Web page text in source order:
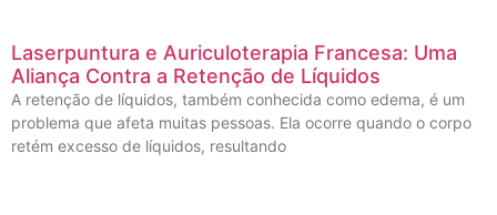
Laserpuntura e Auriculoterapia Francesa: Uma
Aliança Contra a Retenção de Líquidos
A retenção de líquidos, também conhecida como edema, é um
problema que afeta muitas pessoas. Ela ocorre quando o corpo
retém excesso de líquidos, resultando